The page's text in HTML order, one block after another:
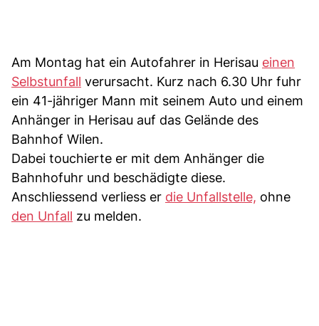
Am Montag hat ein Autofahrer in Herisau einen
Selbstunfall verursacht. Kurz nach 6.30 Uhr fuhr
ein 41-jähriger Mann mit seinem Auto und einem
Anhänger in Herisau auf das Gelände des
Bahnhof Wilen.
Dabei touchierte er mit dem Anhänger die
Bahnhofuhr und beschädigte diese.
Anschliessend verliess er die Unfallstelle, ohne
den Unfall zu melden.